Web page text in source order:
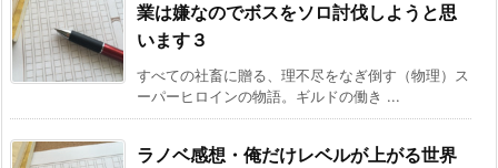
業は嫌なのでボスをソロ討伐しようと思
います３
すべての社畜に贈る、理不尽をなぎ倒す（物理）ス
ーパーヒロインの物語。ギルドの働き ...
ラノベ感想・俺だけレベルが上がる世界